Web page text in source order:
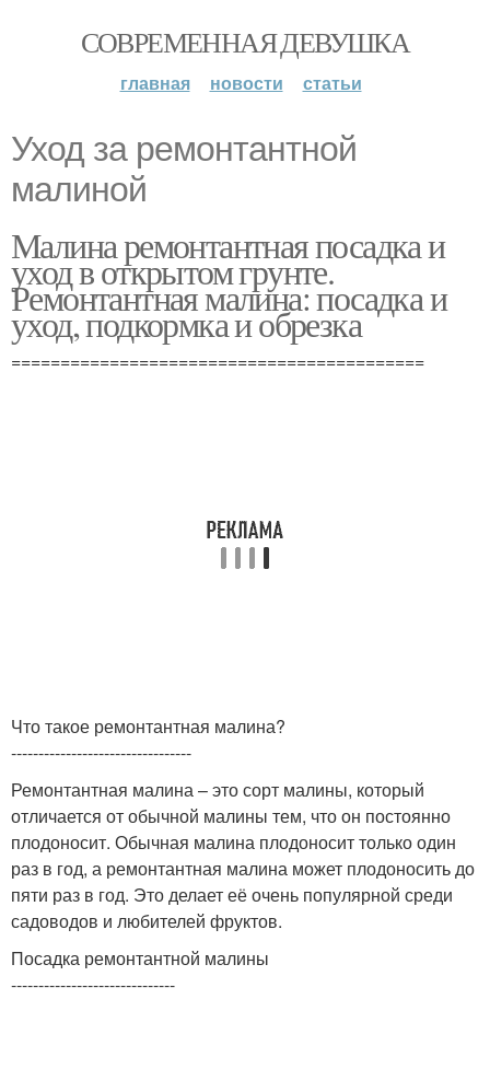
СОВРЕМЕННАЯ ДЕВУШКА
главная новости статьи
Уход за ремонтантной
малиной
Малина ремонтантная посадка и
уход в открытом грунте.
Ремонтантная малина: посадка и
уход, подкормка и обрезка
==========================================
Что такое ремонтантная малина?
---------------------------------
Ремонтантная малина – это сорт малины, который
отличается от обычной малины тем, что он постоянно
плодоносит. Обычная малина плодоносит только один
раз в год, а ремонтантная малина может плодоносить до
пяти раз в год. Это делает её очень популярной среди
садоводов и любителей фруктов.
Посадка ремонтантной малины
------------------------------